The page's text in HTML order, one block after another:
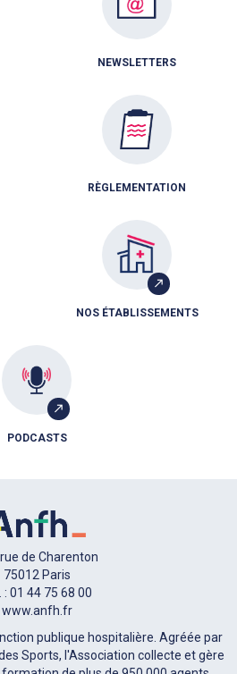
NEWSLETTERS
RÈGLEMENTATION
NOS ÉTABLISSEMENTS
PODCASTS
de Charenton
75012 Paris
: 01 44 75 68 00
www.anfh.fr
publique hospitalière. Agréée par
Sports, l'Association collecte et gère